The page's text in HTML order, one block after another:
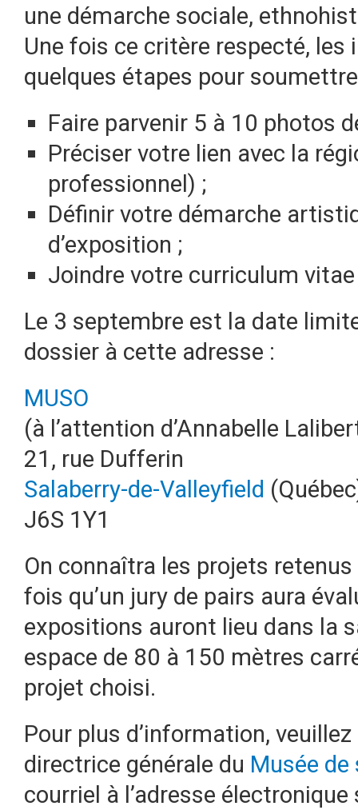
une démarche sociale,
Une fois ce critère respecté,
quelques étapes pour
Faire parvenir 5 à 10 photos
Préciser votre lien avec la
professionnel) ;
Définir votre démarche
d’exposition ;
Joindre votre curriculum
Le 3 septembre est la date
dossier à cette adresse :
MUSO
(à l’attention d’Annabelle
21, rue Dufferin
Salaberry-de-Valleyfield
J6S 1Y1
On connaîtra les projets
fois qu’un jury de pairs aura
expositions auront lieu dans la
espace de 80 à 150 mètres
projet choisi.
Pour plus d’information,
directrice générale du Musée de
courriel à l’adresse